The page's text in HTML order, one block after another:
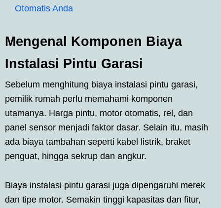
Otomatis Anda
Mengenal Komponen Biaya
Instalasi Pintu Garasi
Sebelum menghitung biaya instalasi pintu garasi,
pemilik rumah perlu memahami komponen
utamanya. Harga pintu, motor otomatis, rel, dan
panel sensor menjadi faktor dasar. Selain itu, masih
ada biaya tambahan seperti kabel listrik, braket
penguat, hingga sekrup dan angkur.
Biaya instalasi pintu garasi juga dipengaruhi merek
dan tipe motor. Semakin tinggi kapasitas dan fitur,